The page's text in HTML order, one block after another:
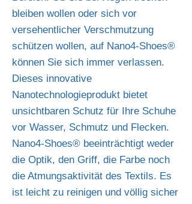
bleiben wollen oder sich vor
versehentlicher Verschmutzung
schützen wollen, auf Nano4-Shoes®
können Sie sich immer verlassen.
Dieses innovative
Nanotechnologieprodukt bietet
unsichtbaren Schutz für Ihre Schuhe
vor Wasser, Schmutz und Flecken.
Nano4-Shoes® beeinträchtigt weder
die Optik, den Griff, die Farbe noch
die Atmungsaktivität des Textils. Es
ist leicht zu reinigen und völlig sicher